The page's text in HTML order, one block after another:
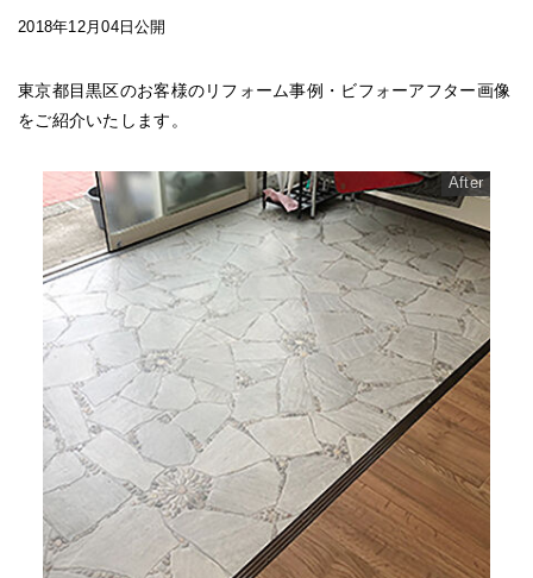
2018年12月04日公開
東京都目黒区のお客様のリフォーム事例・ビフォーアフター画像
をご紹介いたします。
After